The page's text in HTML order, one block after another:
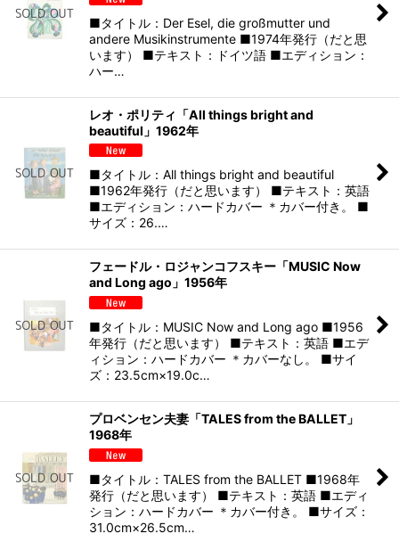
■タイトル：Der Esel, die großmutter und
andere Musikinstrumente ■1974年発行（だと思
います） ■テキスト：ドイツ語 ■エディション：
ハー…
レオ・ポリティ「All things bright and
beautiful」1962年
■タイトル：All things bright and beautiful
■1962年発行（だと思います） ■テキスト：英語
■エディション：ハードカバー ＊カバー付き。 ■
サイズ：26.…
フェードル・ロジャンコフスキー「MUSIC Now
and Long ago」1956年
■タイトル：MUSIC Now and Long ago ■1956
年発行（だと思います） ■テキスト：英語 ■エデ
ィション：ハードカバー ＊カバーなし。 ■サイ
ズ：23.5cm×19.0c…
プロベンセン夫妻「TALES from the BALLET」
1968年
■タイトル：TALES from the BALLET ■1968年
発行（だと思います） ■テキスト：英語 ■エディ
ション：ハードカバー ＊カバー付き。 ■サイズ：
31.0cm×26.5cm…